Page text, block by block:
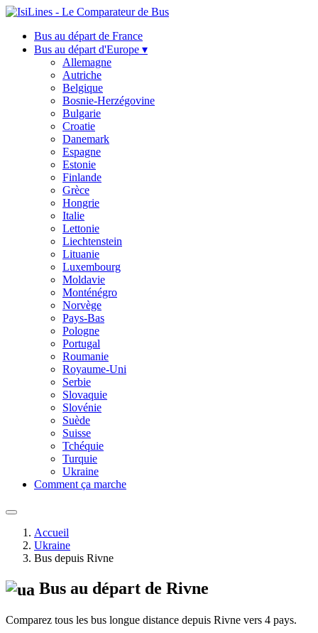
Bus au départ de France
Bus au départ d'Europe ▾
Allemagne
Autriche
Belgique
Bosnie-Herzégovine
Bulgarie
Croatie
Danemark
Espagne
Estonie
Finlande
Grèce
Hongrie
Italie
Lettonie
Liechtenstein
Lituanie
Luxembourg
Moldavie
Monténégro
Norvège
Pays-Bas
Pologne
Portugal
Roumanie
Royaume-Uni
Serbie
Slovaquie
Slovénie
Suède
Suisse
Tchéquie
Turquie
Ukraine
Comment ça marche
Accueil
Ukraine
Bus depuis Rivne
Bus au départ de Rivne
Comparez tous les bus longue distance depuis Rivne vers 4 pays.